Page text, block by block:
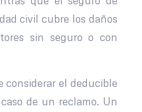
civil cubre los daños
sin seguro o con
considerar el deducible
de un reclamo. Un